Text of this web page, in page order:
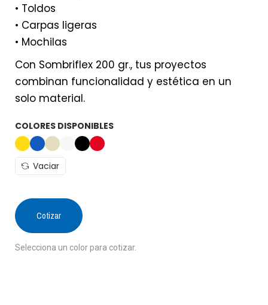
• Toldos
• Carpas ligeras
• Mochilas
Con Sombriflex 200 gr., tus proyectos
combinan funcionalidad y estética en un
solo material.
COLORES DISPONIBLES
Vaciar
Cotizar
Selecciona un color para cotizar.